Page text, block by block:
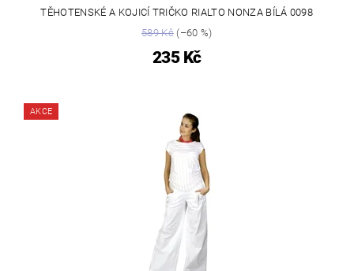
TĚHOTENSKÉ A KOJICÍ TRIČKO RIALTO NONZA BÍLÁ 0098
589 Kč(–60 %)
235 Kč
AKCE